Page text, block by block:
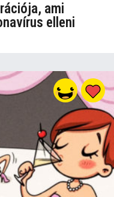
ami
elleni